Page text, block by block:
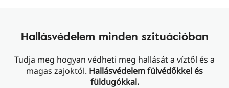
Hallásvédelem minden szituációban
Tudja meg hogyan védheti meg hallását a víztől és a
magas zajoktól. Hallásvédelem fülvédőkkel és
füldugókkal.